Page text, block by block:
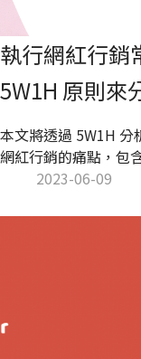
執行網紅行銷
5W1H 原則來
本文將透過 5W1H
網紅行銷的痛點，包
覆過慢導致進度難掌
方，協助品牌在執行
2023-06-09